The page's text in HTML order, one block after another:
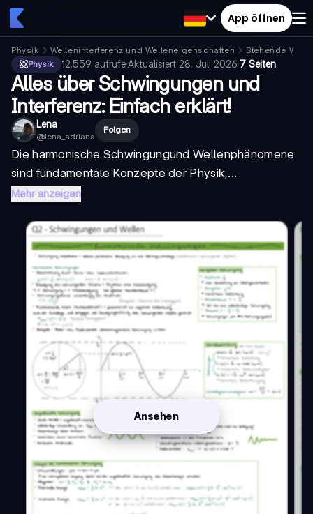
App öffnen
Physik Welleninterferenz und Welleneigenschaften
Stehende
Physik
12.559 aufrufe·Aktualisiert 28. Juli 2026·7 Seiten
Alles über Schwingungen und
Interferenz: Einfach erklärt!
Lena
@lena_adriana
Folgen
Dieharmonische Schwingungund Wellenphänomene
sind fundamentale Konzepte der Physik,...
Mehr anzeigen
Ansehen